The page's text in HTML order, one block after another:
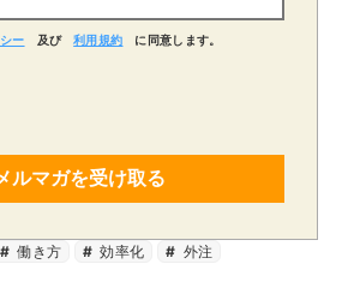
ー 及び 利用規約 に同意します。
ルマガを受け取る
働き方 効率化 外注